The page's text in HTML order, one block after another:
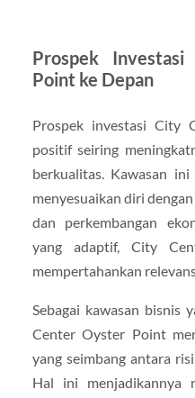
Prospek
Point ke Depan
Prospek investasi City
positif seiring
berkualitas. Kawasan
menyesuaikan diri
dan perkembangan
yang adaptif, City
mempertahankan
Sebagai kawasan bisnis
Center Oyster Point
yang seimbang antara
Hal ini menjadikannya